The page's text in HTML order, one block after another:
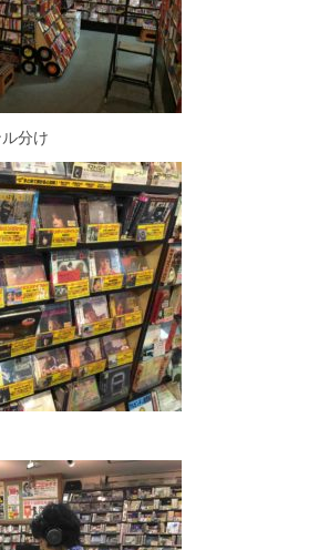
分け